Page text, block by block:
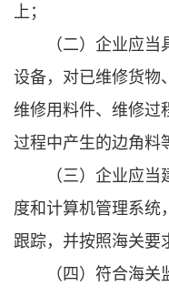
上；
（二）企业应
设备，对已维修货物
维修用料件、维修过
过程中产生的边角料
（三）企业应
度和计算机管理系统
跟踪，并按照海关要
（四）符合海关